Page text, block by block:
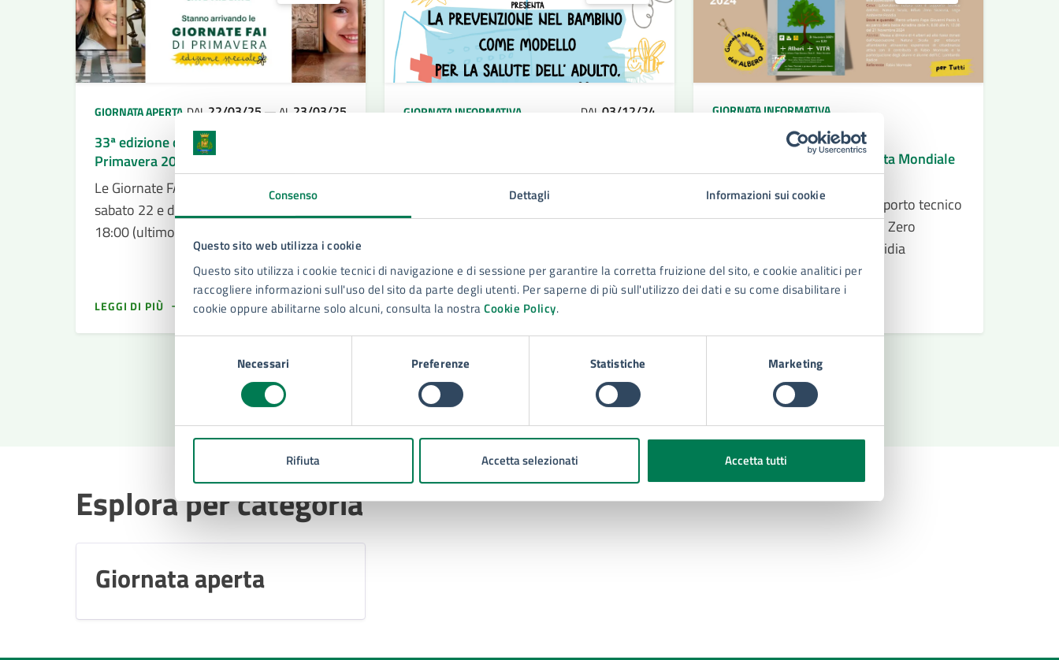
Consenso Dettagli Informazioni sui cookie
Questo sito web utilizza i cookie
Questo sito utilizza i cookie tecnici di navigazione e di sessione per garantire la corretta fruizione del sito, e cookie analitici per
raccogliere informazioni sull'uso del sito da parte degli utenti. Per saperne di più sull'utilizzo dei dati e su come disabilitare i
cookie oppure abilitarne solo alcuni, consulta la nostraCookie Policy.
Necessari Preferenze Statistiche Marketing
Rifiuta Accetta selezionati Accetta tutti
GIORNATA APERTA DAL 22/03/25 — AL 23/03/25
33ª edizione delle Giornate FAI di
Primavera 2025
Le Giornate FAI di Primavera tornano
sabato 22 e domenica 23 marzo h 10:00 -
18:00 (ultimo ingresso 17:30) Aci Siracusa
- Foro Siracusano, 27, Siracusa
LEGGI DI PIÙ
GIORNATA INFORMATIVA DAL 03/12/24
Incontro per discutere l’importanza della
LEGGI DI PIÙ
GIORNATA INFORMATIVA
— AL21/11/24
Piu’ Alberi, Piu’ Vita - Giornata Mondiale
dell’Albero
Laboratorio natura con il supporto tecnico
dell’Ass. Natura Sicula, Rifiuti Zero
Siracusa, Lega Ambiente Floridia
Esplora per categoria
Giornata aperta